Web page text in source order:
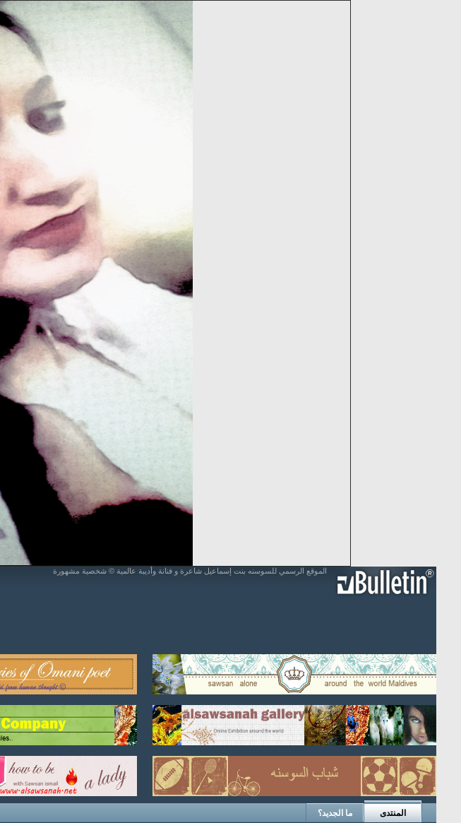
الموقع الرسمي للسوسنه بنت إسماعيل شاعرة و فنانة وأديبة عالمية © شخصية مشهورة
المنتدى ما الجديد؟